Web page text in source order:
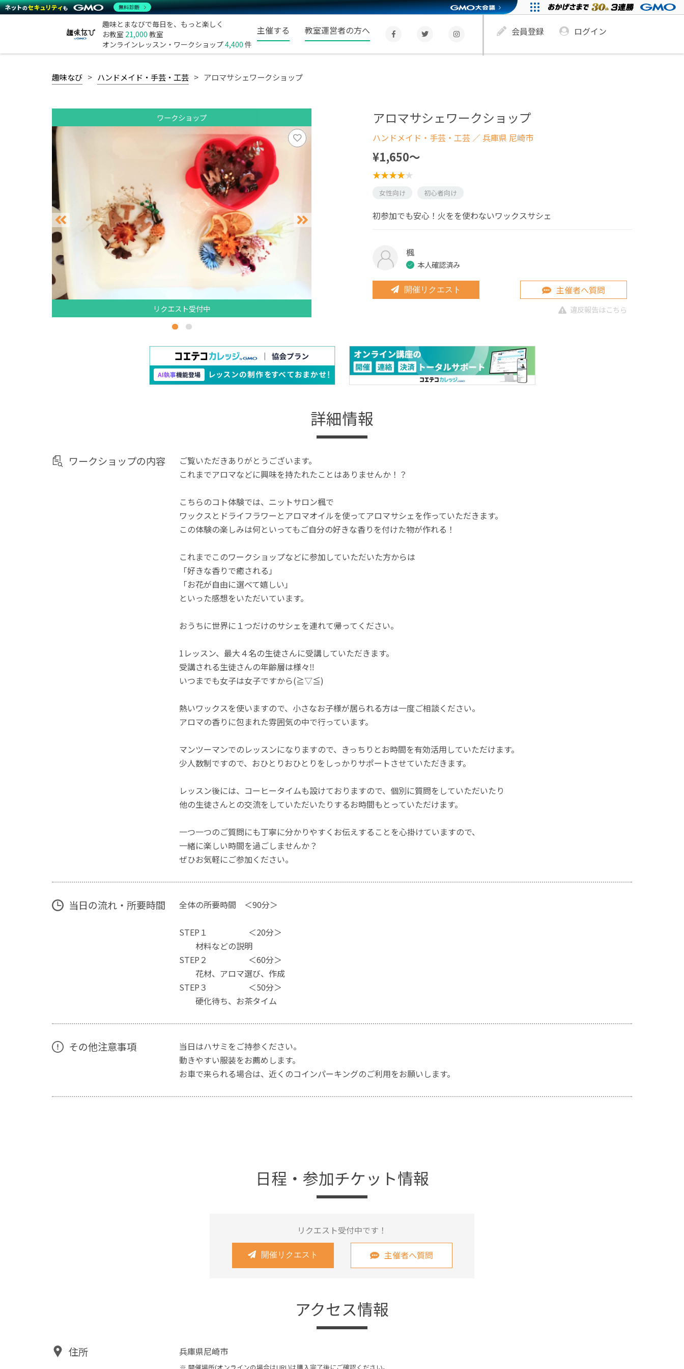
趣味とまなびで毎日を、もっと楽しく
お教室 21,000 教室
オンラインレッスン・ワークショップ4,400 件
主催する 教室運営者の方へ 会員登録 ログイン
趣味なび ハンドメイド・手芸・工芸 アロマサシェワークショップ
ワークショップ
リクエスト受付中
アロマサシェワークショップ
ハンドメイド・手芸・工芸 ／ 兵庫県 尼崎市
¥1,650〜
女性向け 初心者向け
初参加でも安心！火をを使わないワックスサシェ
楓
本人確認済み
開催リクエスト 主催者へ質問
違反報告はこちら
詳細情報
ワークショップの内容
ご覧いただきありがとうございます。
これまでアロマなどに興味を持たれたことはありませんか！？
こちらのコト体験では、ニットサロン楓で
ワックスとドライフラワーとアロマオイルを使ってアロマサシェを作っていただきます。
この体験の楽しみは何といってもご自分の好きな香りを付けた物が作れる！
これまでこのワークショップなどに参加していただいた方からは
「好きな香りで癒される」
「お花が自由に選べて嬉しい」
といった感想をいただいています。
おうちに世界に１つだけのサシェを連れて帰ってください。
1レッスン、最大４名の生徒さんに受講していただきます。
受講される生徒さんの年齢層は様々‼️
いつまでも女子は女子ですから(≧▽≦)
熱いワックスを使いますので、小さなお子様が居られる方は一度ご相談ください。
アロマの香りに包まれた雰囲気の中で行っています。
マンツーマンでのレッスンになりますので、きっちりとお時間を有効活用していただけます。
少人数制ですので、おひとりおひとりをしっかりサポートさせていただきます。
レッスン後には、コーヒータイムも設けておりますので、個別に質問をしていただいたり
他の生徒さんとの交流をしていただいたりするお時間もとっていただけます。
一つ一つのご質問にも丁寧に分かりやすくお伝えすることを心掛けていますので、
一緒に楽しい時間を過ごしませんか？
ぜひお気軽にご参加ください。
当日の流れ・所要時間 全体の所要時間 ＜90分＞
STEP１ ＜20分＞
材料などの説明
STEP２ ＜60分＞
花材、アロマ選び、作成
STEP３ ＜50分＞
硬化待ち、お茶タイム
その他注意事項
当日はハサミをご持参ください。
動きやすい服装をお薦めします。
お車で来られる場合は、近くのコインパーキングのご利用をお願いします。
日程・参加チケット情報
リクエスト受付中です！
開催リクエスト 主催者へ質問
アクセス情報
住所 兵庫県尼崎市
開催場所(オンラインの場合はURL)は購入完了後にご確認ください。
無料診断